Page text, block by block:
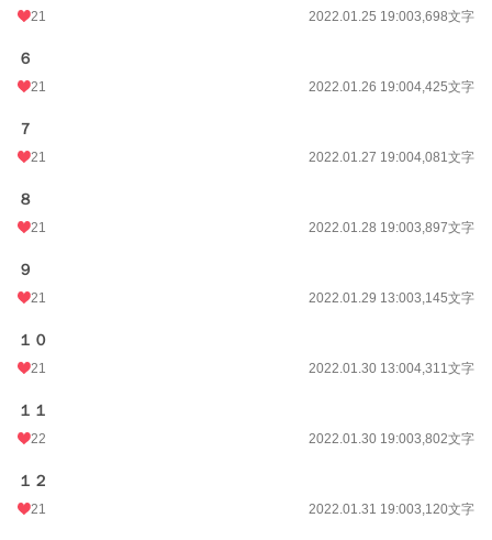
21 2022.01.25 19:003,698文字
６
21 2022.01.26 19:004,425文字
７
21 2022.01.27 19:004,081文字
８
21 2022.01.28 19:003,897文字
９
21 2022.01.29 13:003,145文字
１０
21 2022.01.30 13:004,311文字
１１
22 2022.01.30 19:003,802文字
１２
21 2022.01.31 19:003,120文字